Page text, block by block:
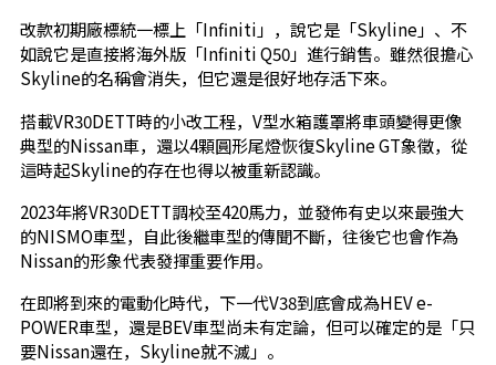
改款初期廠標統一標上「Infiniti」，說它是「Skyline」、不
如說它是直接將海外版「Infiniti Q50」進行銷售。雖然很擔心
Skyline的名稱會消失，但它還是很好地存活下來。
搭載VR30DETT時的小改工程，V型水箱護罩將車頭變得更像
典型的Nissan車，還以4顆圓形尾燈恢復Skyline GT象徵，從
這時起Skyline的存在也得以被重新認識。
2023年將VR30DETT調校至420馬力，並發佈有史以來最強大
的NISMO車型，自此後繼車型的傳聞不斷，往後它也會作為
Nissan的形象代表發揮重要作用。
在即將到來的電動化時代，下一代V38到底會成為HEV e-
POWER車型，還是BEV車型尚未有定論，但可以確定的是「只
要Nissan還在，Skyline就不滅」。